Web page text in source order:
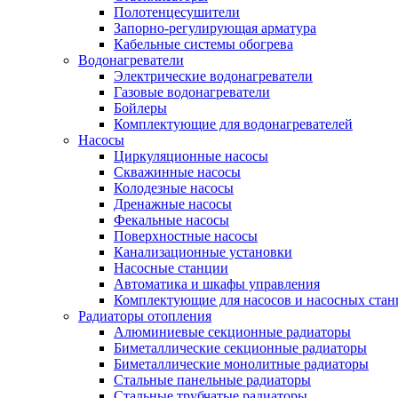
Полотенцесушители
Запорно-регулирующая арматура
Кабельные системы обогрева
Водонагреватели
Электрические водонагреватели
Газовые водонагреватели
Бойлеры
Комплектующие для водонагревателей
Насосы
Циркуляционные насосы
Скважинные насосы
Колодезные насосы
Дренажные насосы
Фекальные насосы
Поверхностные насосы
Канализационные установки
Насосные станции
Автоматика и шкафы управления
Комплектующие для насосов и насосных
Радиаторы отопления
Алюминиевые секционные радиаторы
Биметаллические секционные радиаторы
Биметаллические монолитные радиаторы
Стальные панельные радиаторы